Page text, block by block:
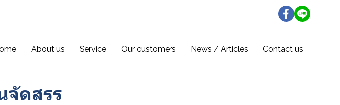
About us Service Our customers News / Articles Contact us
จัดสรร